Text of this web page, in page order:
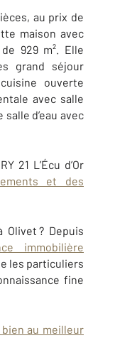
au prix de
maison avec
929 m². Elle
grand séjour
ouverte
avec salle
d’eau avec
21 L’Écu d’Or
et des
Olivet ? Depuis
immobilière
les particuliers
fine
au meilleur